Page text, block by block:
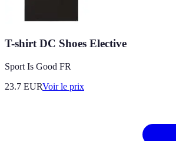
T-shirt DC Shoes Elective
Sport Is Good FR
23.7 EURVoir le prix